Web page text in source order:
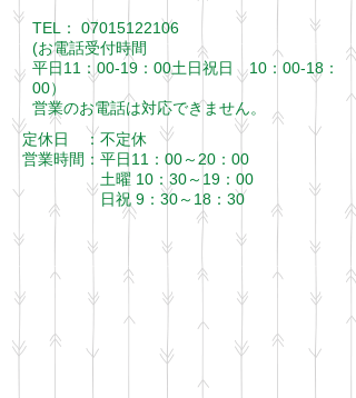
TEL： 07015122106
(お電話受付時間
平日11：00-19：00土日祝日 10：00-18：
00）
​営業のお電話は対応できません。
定休日 ：不定休
営業時間： 平日11：00～20：00
​ 土曜 10：30～19：00
日祝 9：30～18：30